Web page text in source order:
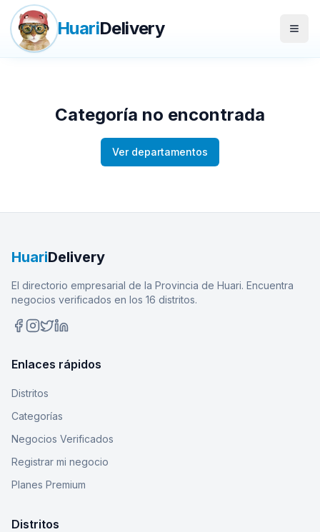
HuariDelivery Abrir
Categoría no encontrada
Ver departamentos
HuariDelivery
El directorio empresarial de la Provincia de Huari. Encuentra
negocios verificados en los 16 distritos.
Enlaces rápidos
Distritos
Categorías
Negocios Verificados
Registrar mi negocio
Planes Premium
Distritos